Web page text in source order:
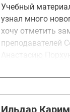
Учебный
узнал много
хочу отметить
преподавателей
работы 1С,
Ильдар